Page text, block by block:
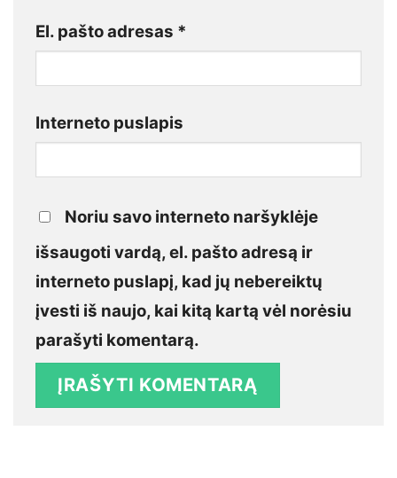
El. pašto adresas *
Interneto puslapis
Noriu savo interneto naršyklėje
išsaugoti vardą, el. pašto adresą ir
interneto puslapį, kad jų nebereiktų
įvesti iš naujo, kai kitą kartą vėl norėsiu
parašyti komentarą.